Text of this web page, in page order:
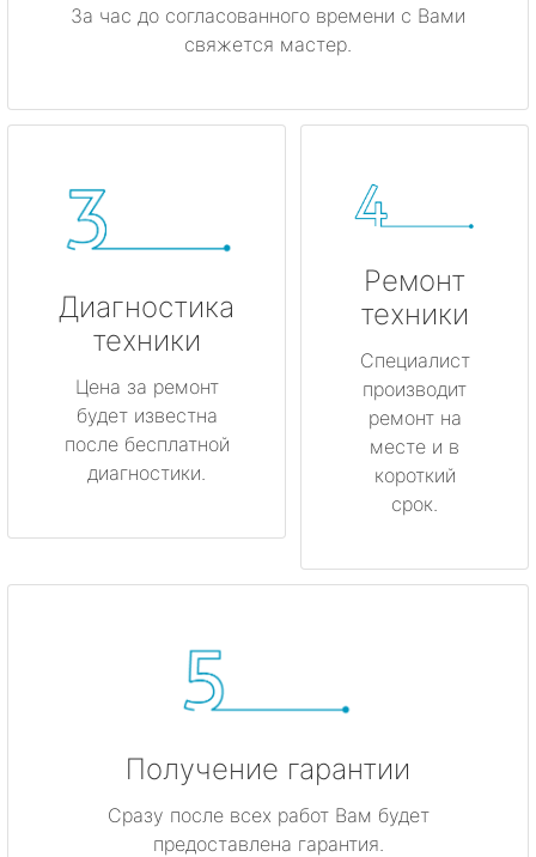
За час до согласованного времени с Вами
свяжется мастер.
Диагностика
техники
Цена за ремонт
будет известна
после бесплатной
диагностики.
Ремонт
техники
Специалист
производит
ремонт на
месте и в
короткий
срок.
Получение гарантии
Сразу после всех работ Вам будет
предоставлена гарантия.